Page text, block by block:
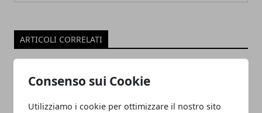
Consenso sui Cookie
Utilizziamo i cookie per ottimizzare il nostro sito
ARTICOLI CORRELATI